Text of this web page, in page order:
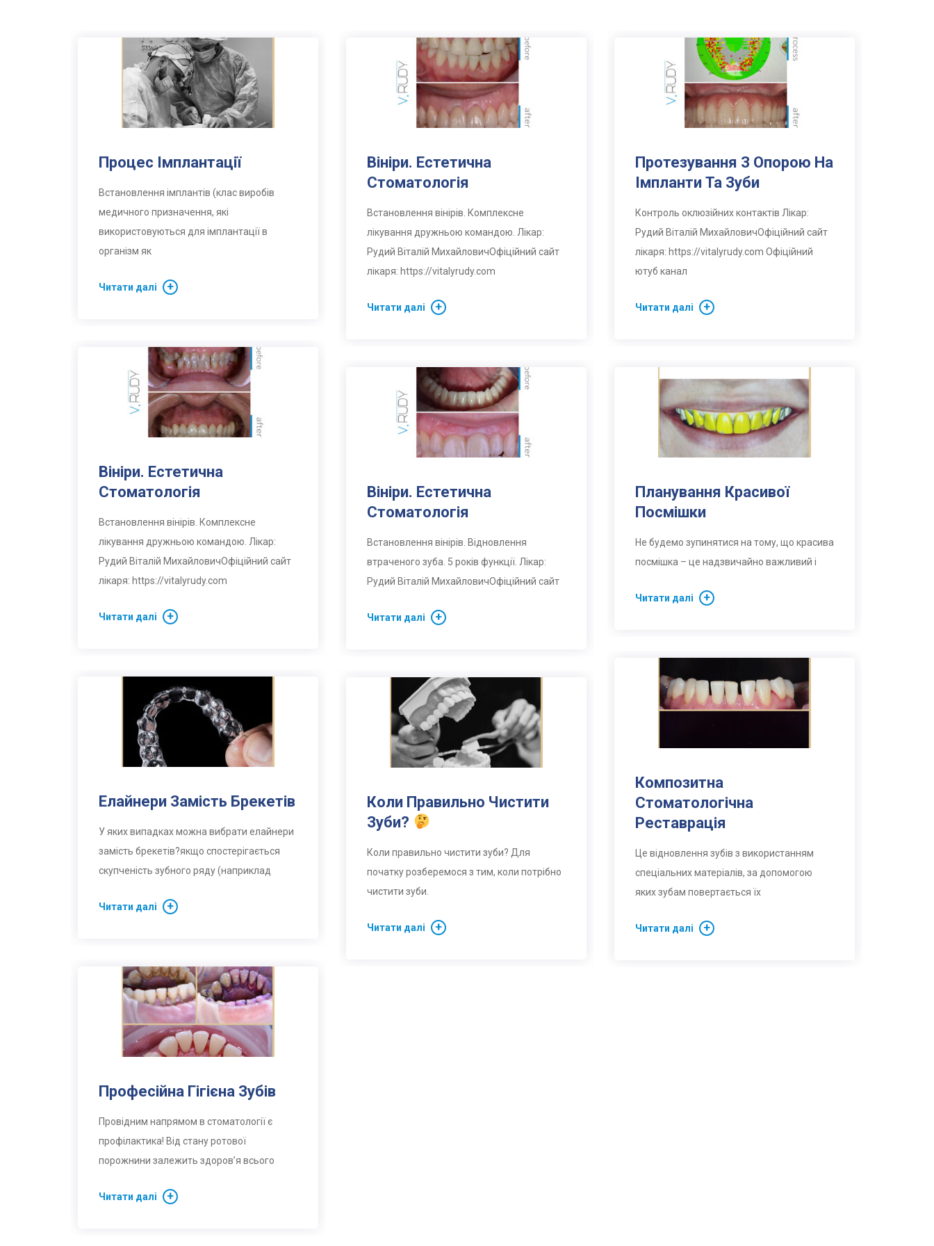
Процес Імплантації
Встановлення імплантів (клас виробів
медичного призначення, які
використовуються для імплантації в
організм як
Читати далі
Вініри. Естетична
Стоматологія
Встановлення вінірів. Комплексне
лікування дружньою командою. Лікар:
Рудий Віталій МихайловичОфіційний сайт
лікаря: https://vitalyrudy.com
Читати далі
Протезування З Опорою На
Імпланти Та Зуби
Контроль оклюзійних контактів Лікар:
Рудий Віталій МихайловичОфіційний сайт
лікаря: https://vitalyrudy.com Офіційний
ютуб канал
Читати далі
Вініри. Естетична
Стоматологія
Встановлення вінірів. Комплексне
лікування дружньою командою. Лікар:
Рудий Віталій МихайловичОфіційний сайт
лікаря: https://vitalyrudy.com
Читати далі
Вініри. Естетична
Стоматологія
Встановлення вінірів. Відновлення
втраченого зуба. 5 років функції. Лікар:
Рудий Віталій МихайловичОфіційний сайт
Читати далі
Планування Красивої
Посмішки
Не будемо зупинятися на тому, що красива
посмішка – це надзвичайно важливий і
Читати далі
Композитна
Стоматологічна
Реставрація
Це відновлення зубів з використанням
спеціальних матеріалів, за допомогою
яких зубам повертається їх
Читати далі
Елайнери Замість Брекетів
У яких випадках можна вибрати елайнери
замість брекетів?якщо спостерігається
скупченість зубного ряду (наприклад
Читати далі
Коли Правильно Чистити
Зуби?
Коли правильно чистити зуби? Для
початку розберемося з тим, коли потрібно
чистити зуби.
Читати далі
Професійна Гігієна Зубів
Провідним напрямом в стоматології є
профілактика! Від стану ротової
порожнини залежить здоров’я всього
Читати далі